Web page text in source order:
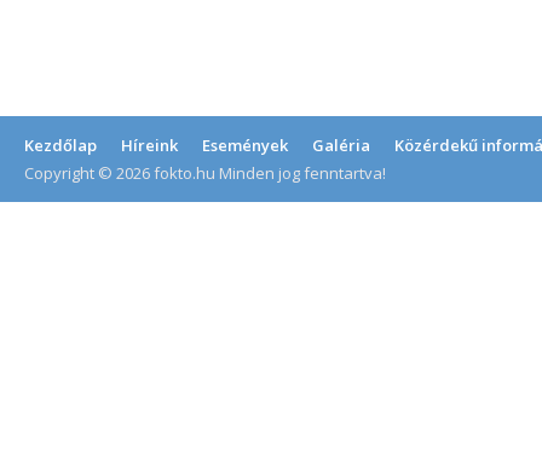
Kezdőlap Híreink Események Galéria
Közérdekű
Copyright © 2026 fokto.hu Minden jog fenntartva!